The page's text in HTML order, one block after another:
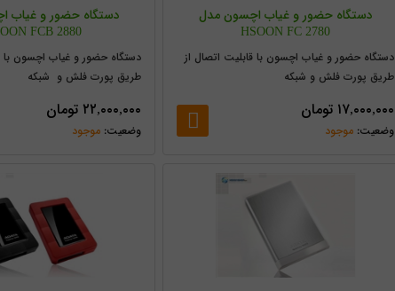
دستگاه حضور و غیاب اچسون مدل
HSOON FC 2780
دستگاه حضور و غیاب اچسون با قابلیت اتصال از
طریق پورت فلش و شبکه
۱۷,۰۰۰,۰۰۰ تومان
موجود
دستگاه حضور و غیاب
FCB 2880
دستگاه حضور و غیاب اچسون با
طریق پورت فلش و شبکه
۲۲,۰۰۰,۰۰۰ تومان
موجود